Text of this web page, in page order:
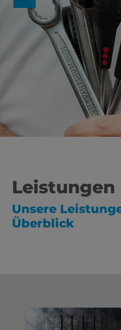
Leistungen
Unsere
Überblick
schließen